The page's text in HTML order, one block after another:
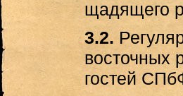
щадящего
3.2.
восточных
гостей